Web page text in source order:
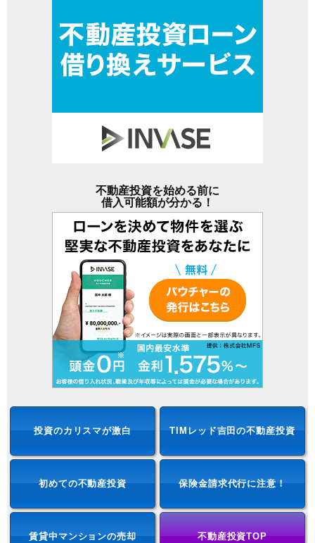
不動産投資を始める前に
借入可能額が分かる！
投資のカリスマが激白 TIMレッド吉田の不動産投資
初めての不動産投資 保険金請求代行に注意！
賃貸中マンションの売却 不動産投資TOP